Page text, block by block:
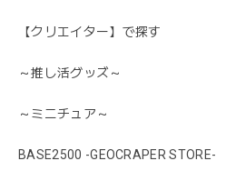
【クリエイター】で探す
～推し活グッズ～
～ミニチュア～
BASE2500 -GEOCRAPER STORE-